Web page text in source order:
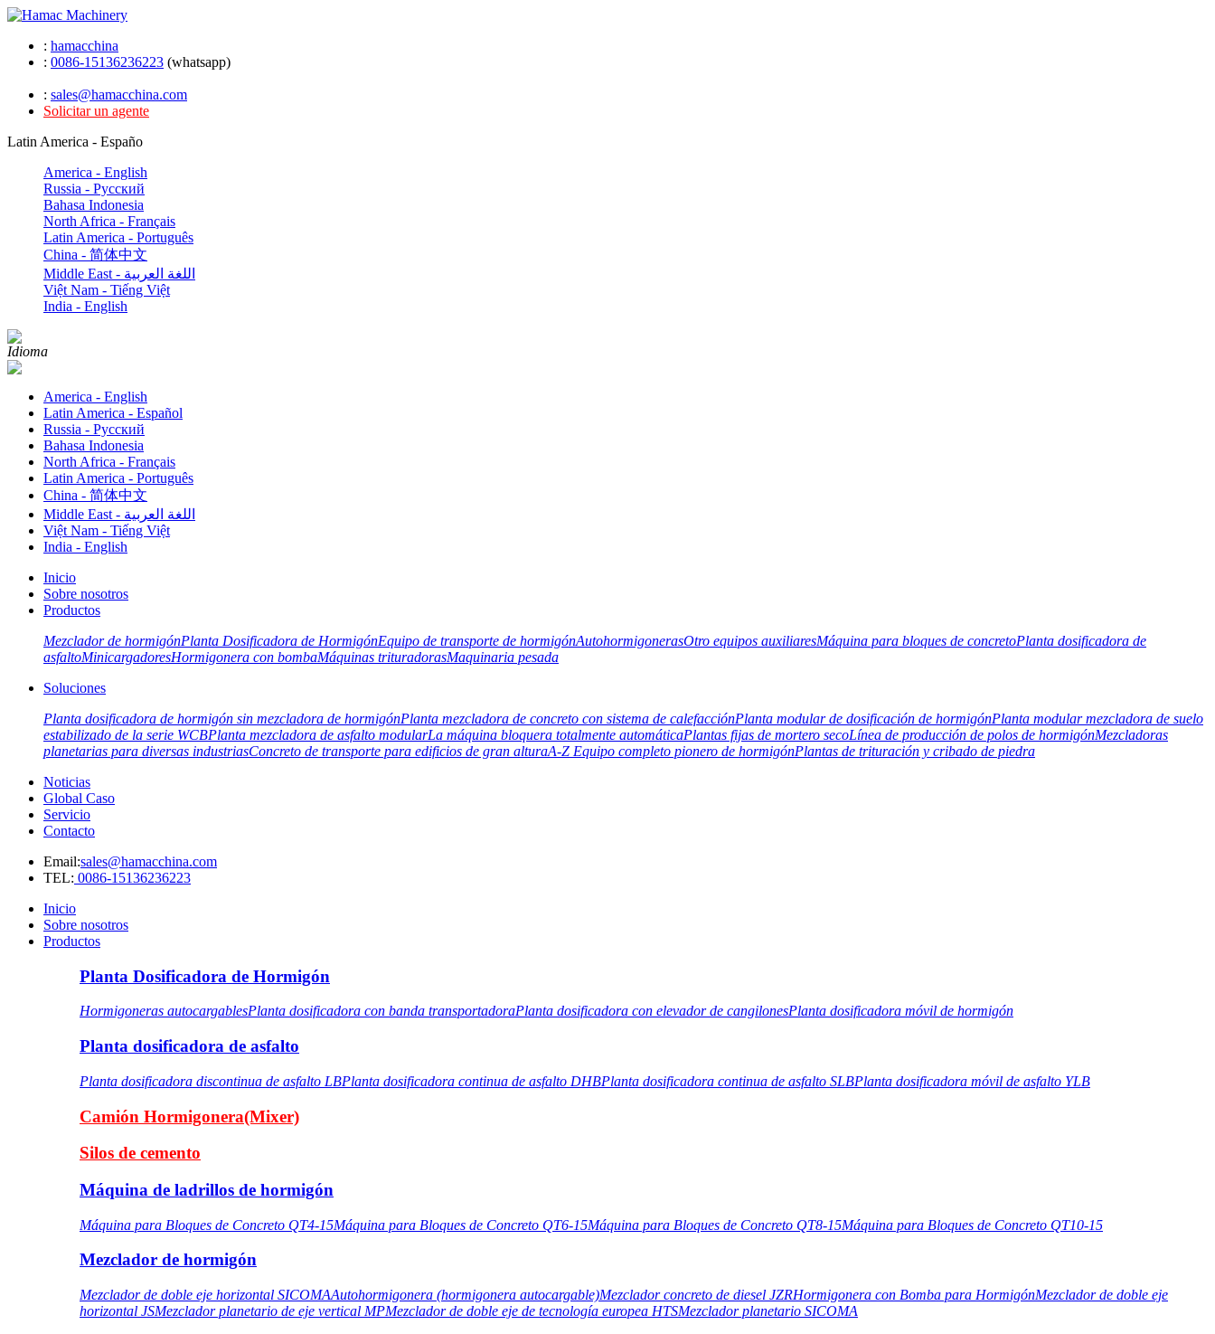
: hamacchina
: 0086-15136236223 (whatsapp)
: sales@hamacchina.com
Solicitar un agente
Latin America - Españo
America - English
Russia - Pусский
Bahasa Indonesia
North Africa - Français
Latin America - Português
China - 简体中文
Middle East - اللغة العربية
Việt Nam - Tiếng Việt
India - English
Idioma
America - English
Latin America - Español
Russia - Pусский
Bahasa Indonesia
North Africa - Français
Latin America - Português
China - 简体中文
Middle East - اللغة العربية
Việt Nam - Tiếng Việt
India - English
Inicio
Sobre nosotros
Productos
Mezclador de hormigónPlanta Dosificadora de HormigónEquipo de transporte de hormigónAutohormigonerasOtro equipos auxiliaresMáquina para bloques de concretoPlanta dosificadora de
asfaltoMinicargadoresHormigonera con bombaMáquinas trituradorasMaquinaria pesada
Soluciones
Planta dosificadora de hormigón sin mezcladora de hormigónPlanta mezcladora de concreto con sistema de calefacciónPlanta modular de dosificación de hormigónPlanta modular mezcladora de suelo
estabilizado de la serie WCBPlanta mezcladora de asfalto modularLa máquina bloquera totalmente automáticaPlantas fijas de mortero secoLínea de producción de polos de hormigónMezcladoras
planetarias para diversas industriasConcreto de transporte para edificios de gran alturaA-Z Equipo completo pionero de hormigónPlantas de trituración y cribado de piedra
Noticias
Global Caso
Servicio
Contacto
Email:sales@hamacchina.com
TEL: 0086-15136236223
Inicio
Sobre nosotros
Productos
Planta Dosificadora de Hormigón
Hormigoneras autocargablesPlanta dosificadora con banda transportadoraPlanta dosificadora con elevador de cangilonesPlanta dosificadora móvil de hormigón
Planta dosificadora de asfalto
Planta dosificadora discontinua de asfalto LBPlanta dosificadora continua de asfalto DHBPlanta dosificadora continua de asfalto SLBPlanta dosificadora móvil de asfalto YLB
Camión Hormigonera(Mixer)
Silos de cemento
Máquina de ladrillos de hormigón
Máquina para Bloques de Concreto QT4-15Máquina para Bloques de Concreto QT6-15Máquina para Bloques de Concreto QT8-15Máquina para Bloques de Concreto QT10-15
Mezclador de hormigón
Mezclador de doble eje horizontal SICOMAAutohormigonera (hormigonera autocargable)Mezclador concreto de diesel JZRHormigonera con Bomba para HormigónMezclador de doble eje
horizontal JSMezclador planetario de eje vertical MPMezclador de doble eje de tecnología europea HTSMezclador planetario SICOMA